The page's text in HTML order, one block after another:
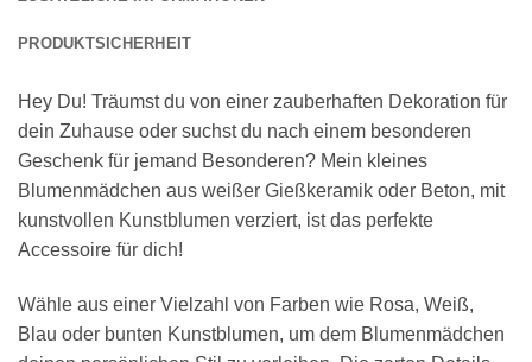
PRODUKTSICHERHEIT
Hey Du! Träumst du von einer zauberhaften Dekoration für
dein Zuhause oder suchst du nach einem besonderen
Geschenk für jemand Besonderen? Mein kleines
Blumenmädchen aus weißer Gießkeramik oder Beton, mit
kunstvollen Kunstblumen verziert, ist das perfekte
Accessoire für dich!
Wähle aus einer Vielzahl von Farben wie Rosa, Weiß,
Blau oder bunten Kunstblumen, um dem Blumenmädchen